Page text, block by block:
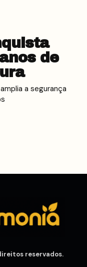
de
a segurança
reservados.